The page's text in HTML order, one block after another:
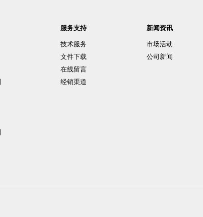
服务支持
技术服务
文件下载
在线留言
经销渠道
新闻资讯
市场活动
公司新闻